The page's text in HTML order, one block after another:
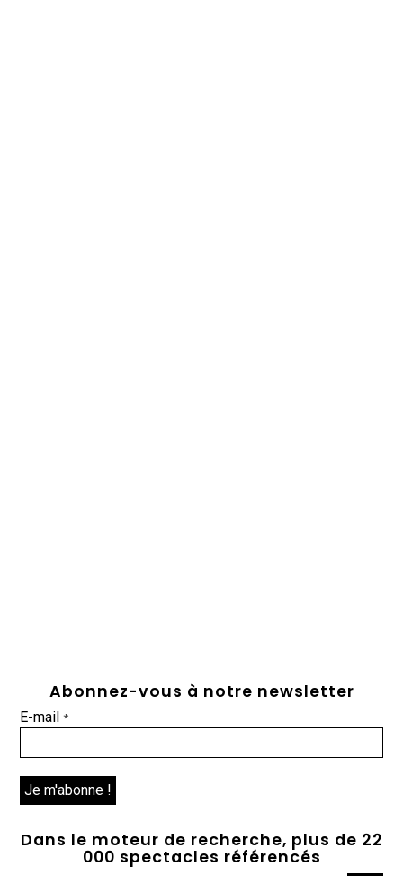
Abonnez-vous à notre newsletter
E-mail*
Dans le moteur de recherche, plus de 22
000 spectacles référencés